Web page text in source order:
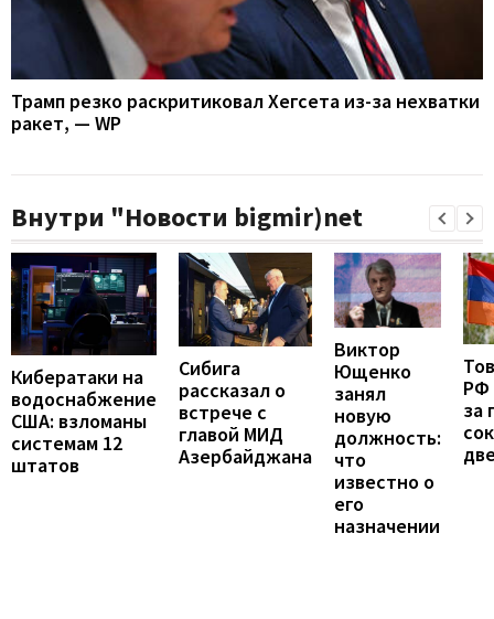
Трамп резко раскритиковал Хегсета из-за нехватки
ракет, — WP
Внутри "Новости bigmir)net
Кибератаки на
водоснабжение
США: взломаны
системам 12
штатов
Сибига
рассказал о
встрече с
главой МИД
Азербайджана
Виктор
Ющенко
занял
новую
должность:
что
известно о
его
назначении
РФ
за